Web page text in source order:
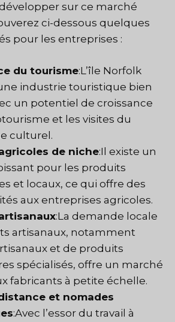
sur ce marché
ci-dessous quelques
pour les entreprises :
du tourisme:L’île Norfolk
industrie touristique bien
un potentiel de croissance
et les visites du
culturel.
de niche:Il existe un
pour les produits
et locaux, ce qui offre des
aux entreprises agricoles.
:La demande locale
artisanaux, notamment
et de produits
spécialisés, offre un marché
fabricants à petite échelle.
et nomades
:Avec l’essor du travail à